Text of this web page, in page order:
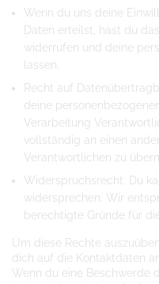
Wenn du uns deine
Daten erteilst, hast du
widerrufen und deine
lassen.
Recht auf
deine
Verarbeitung
vollständig an einen
Verantwortlichen zu
Widerspruchsrecht: Du
widersprechen. Wir
berechtigte Gründe für
Um diese Rechte
dich auf die Kontaktdaten
Wenn du eine Beschwerde